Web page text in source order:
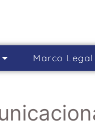
Marco Legal